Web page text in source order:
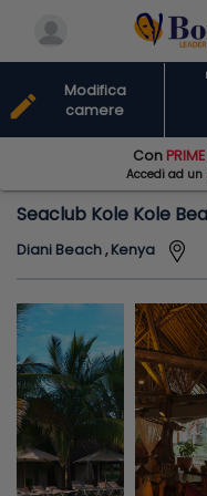
Seaclub Kole Kole
Diani Beach , Kenya
edit
Modifica
camere
Con PRIME
Accedi ad un